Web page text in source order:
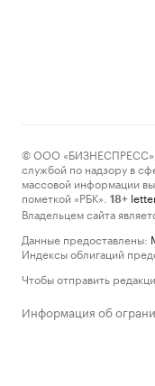
© ООО «БИЗНЕСПРЕСС»,
службой по надзору в
массовой информации
пометкой «РБК».
18+
Владельцем сайта
Данные предоставлены:
Индексы облигаций
Чтобы отправить
Информация об